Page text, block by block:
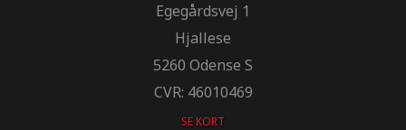
Egegårdsvej 1
Hjallese
5260 Odense S
CVR: 46010469
SE KORT